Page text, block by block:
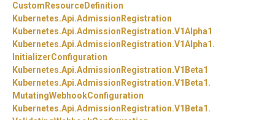
CustomResourceDefinition
Kubernetes.Api.AdmissionRegistration
Kubernetes.Api.AdmissionRegistration.V1Alpha1
Kubernetes.Api.AdmissionRegistration.V1Alpha1.
InitializerConfiguration
Kubernetes.Api.AdmissionRegistration.V1Beta1
Kubernetes.Api.AdmissionRegistration.V1Beta1.
MutatingWebhookConfiguration
Kubernetes.Api.AdmissionRegistration.V1Beta1.